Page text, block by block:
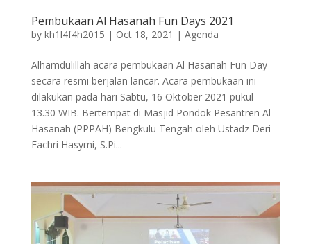
Pembukaan Al Hasanah Fun Days 2021
by kh1l4f4h2015 | Oct 18, 2021 | Agenda
Alhamdulillah acara pembukaan Al Hasanah Fun Day
secara resmi berjalan lancar. Acara pembukaan ini
dilakukan pada hari Sabtu, 16 Oktober 2021 pukul
13.30 WIB. Bertempat di Masjid Pondok Pesantren Al
Hasanah (PPPAH) Bengkulu Tengah oleh Ustadz Deri
Fachri Hasymi, S.Pi...